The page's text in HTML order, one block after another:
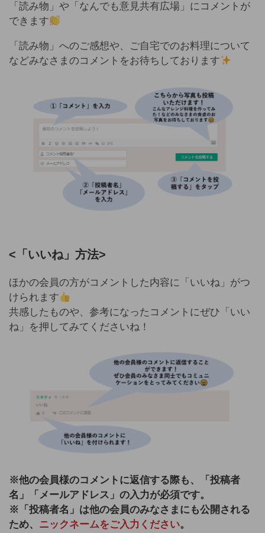
「読み物」や「なんでも意見共有広場」にコメントが
できます
「読み物」へのご感想や、ご自宅でのお料理について
などみなさまのコメントをお待ちしております
<「いいね」方法>
ほかの会員の方がコメントした内容に「いいね」がつ
けられます
共感したものや、参考になったコメントにぜひ「いい
ね」を押してみてくださいね！
※他の会員様のコメントに返信する際も、
「投稿者
名」「メールアドレス」の入力が必須です。
※「投稿者名」は他の会員のみなさまにも公開される
ため、 ニックネームをご入力ください。